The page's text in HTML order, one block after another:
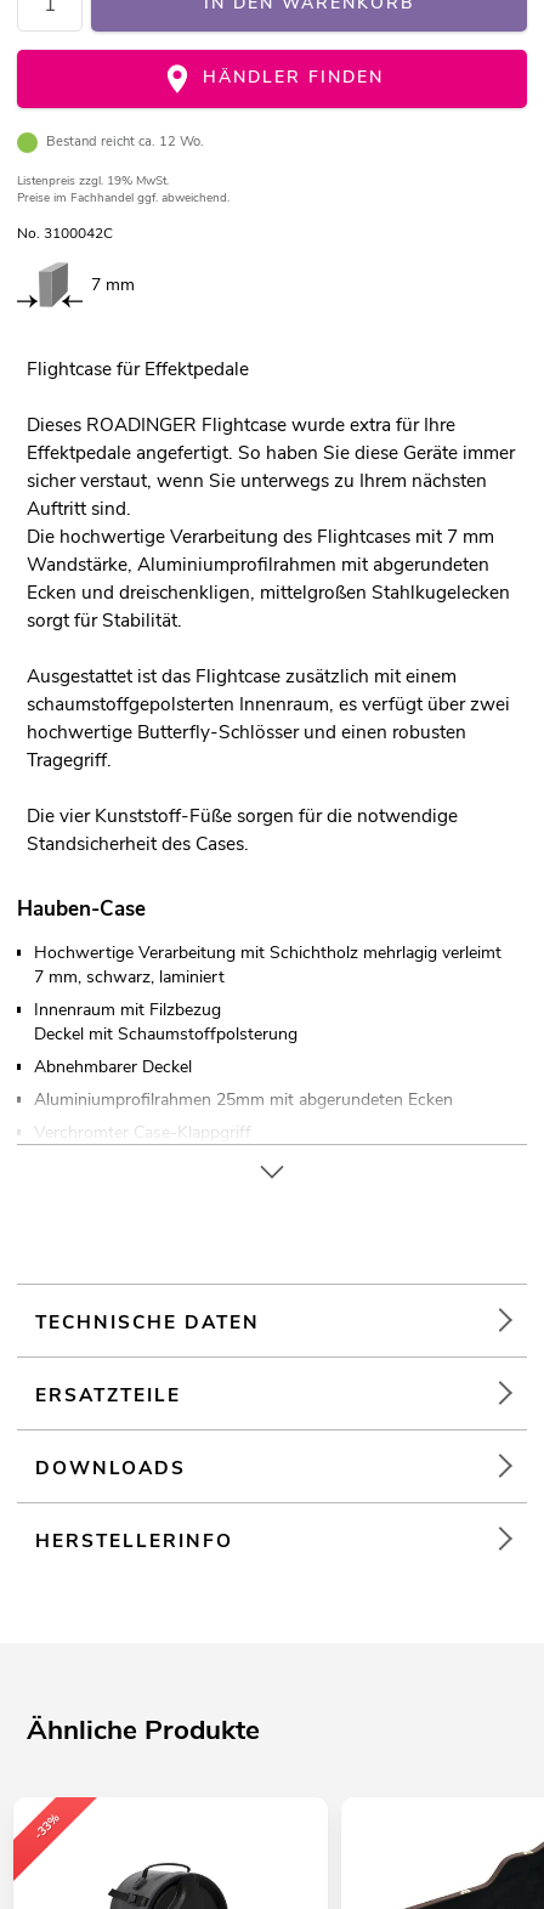
HÄNDLER FINDEN
Bestand reicht ca. 12 Wo.
Listenpreis zzgl. 19% MwSt.
Preise im Fachhandel ggf. abweichend.
No. 3100042C
7 mm
Flightcase für Effektpedale
Dieses ROADINGER Flightcase wurde extra für Ihre
Effektpedale angefertigt. So haben Sie diese Geräte immer
sicher verstaut, wenn Sie unterwegs zu Ihrem nächsten
Auftritt sind.
Die hochwertige Verarbeitung des Flightcases mit 7 mm
Wandstärke, Aluminiumprofilrahmen mit abgerundeten
Ecken und dreischenkligen, mittelgroßen Stahlkugelecken
sorgt für Stabilität.
Ausgestattet ist das Flightcase zusätzlich mit einem
schaumstoffgepolsterten Innenraum, es verfügt über zwei
hochwertige Butterfly-Schlösser und einen robusten
Tragegriff.
Die vier Kunststoff-Füße sorgen für die notwendige
Standsicherheit des Cases.
Hauben-Case
Hochwertige Verarbeitung mit Schichtholz mehrlagig verleimt
7 mm, schwarz, laminiert
Innenraum mit Filzbezug
Deckel mit Schaumstoffpolsterung
Abnehmbarer Deckel
Aluminiumprofilrahmen 25mm mit abgerundeten Ecken
Verchromter Case-Klappgriff
2 hochwertige Butterfly-Schlösser
unter "Downloads" im Datenblatt
TECHNISCHE DATEN
ERSATZTEILE
DOWNLOADS
HERSTELLERINFO
Ähnliche Produkte
-33%